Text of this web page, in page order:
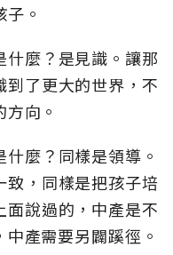
。
麼？是見識。讓那
了更大的世界，不
向。
麼？同樣是領導。
致，同樣是把孩子培
說過的，中產是不
產需要另闢蹊徑。